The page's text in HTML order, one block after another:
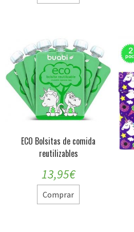
ECO Bolsitas de comida
reutilizables
13,95€
Comprar